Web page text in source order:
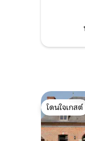
โดนใจเกสต์
โดนใจเกสต์